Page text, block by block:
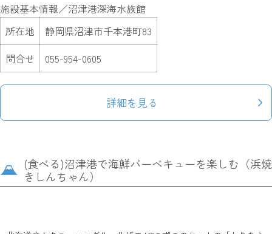
施設基本情報／沼津港深海水族館
所在地
静岡県沼津市千本港町83
問合せ
055-954-0605
詳細を見る
(食べる)沼津港で海鮮バーベキューを楽しむ（浜焼
きしんちゃん）